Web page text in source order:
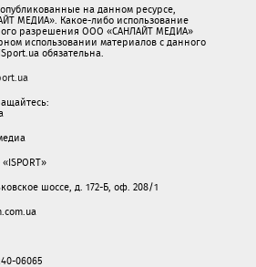
на данном ресурсе,
МЕДИА». Какое-либо использование
разрешения ООО «САНЛАЙТ МЕДИА»
использовании материалов с данного
обязательна.
шоссе, д. 172-Б, оф. 208/1
06065